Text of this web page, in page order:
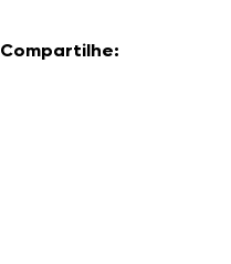
Compartilhe: